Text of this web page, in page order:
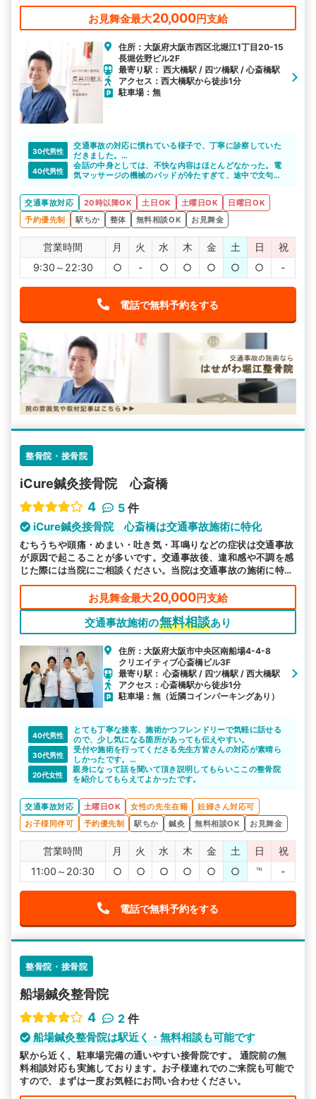
お見舞金最大20,000円支給
住所：大阪府大阪市西区北堀江1丁目20-15
長堀佐野ビル2F
最寄り駅： 西大橋駅 / 四ツ橋駅 / 心斎橋駅
アクセス：西大橋駅から徒歩1分
駐車場：無
30代男性
交通事故の対応に慣れている様子で、丁寧に診察していた
だきました。
自宅からも近く通いやすかったのでよかったです。
40代男性
会話の中身としては、不快な内容はほとんどなかった。電
気マッサージの機械のパッドが冷たすぎて、途中で文句を
間に開いているのが一番良かった。
交通事故対応 20時以降OK 土日OK 土曜日OK
日曜日OK
予約優先制
駅ちか 整体 無料相談OK お見舞金
営業時間 月 火 水 木 金 土 日
祝
9:30～22:30
○ - ○ ○ ○ ○ ○ -
電話で無料予約をする
整骨院・接骨院
iCure鍼灸接骨院 心斎橋
4
5 件
iCure鍼灸接骨院 心斎橋は交通事故施術に特化
むちうちや頭痛・めまい・吐き気・耳鳴りなどの症状は交通事故
が原因で起こることが多いです。交通事故後、違和感や不調を感
じた際には当院にご相談ください。当院は交通事故の施術に特化
しています。
お見舞金最大20,000円支給
交通事故施術の無料相談あり
住所：大阪府大阪市中央区南船場4-4-8
クリエイティブ心斎橋ビル3F
最寄り駅： 心斎橋駅 / 四ツ橋駅 / 西大橋駅
アクセス：心斎橋駅から徒歩1分
駐車場：無（近隣コインパーキングあり）
40代男性
とても丁寧な接客、施術かつフレンドリーで気軽に話せる
ので、少し気になる箇所があっても伝えやすい。
30代男性
受付や施術を行ってくださる先生方皆さんの対応が素晴ら
しかったです。
丁寧で雰囲気も良かったので、今後も通いたいと思えるク
リニックでした。
20代女性
親身になって話を聞いて頂き説明してもらいここの整骨院
を紹介してもらえてよかったです。
交通事故対応 土曜日OK 女性の先生在籍
妊婦さん対応可
お子様同伴可
予約優先制 駅ちか 鍼灸 無料相談OK お見舞金
営業時間 月 火 水 木 金 土 日
祝
11:00～20:30
○ ○ ○ ○ ○ ○ ℡ -
電話で無料予約をする
整骨院・接骨院
船場鍼灸整骨院
4
2 件
船場鍼灸整骨院は駅近く・無料相談も可能です
駅から近く、駐車場完備の通いやすい接骨院です。 通院前の無
料相談対応も実施しております。お子様連れでのご来院も可能で
すので、まずは一度お気軽にお問い合わせください。